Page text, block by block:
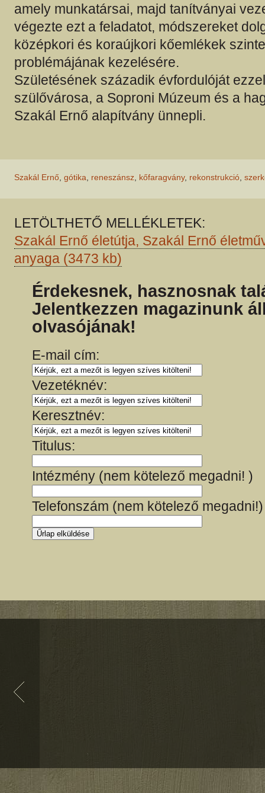
amely munkatársai, majd tanítványai
végezte ezt a feladatot, módszereket
középkori és koraújkori kőemlékek
problémájának kezelésére.
Születésének századik évfordulóját
szülővárosa, a Soproni Múzeum és a
Szakál Ernő alapítvány ünnepli.
Szakál Ernő, gótika, reneszánsz, kőfaragvány, rekonstrukció,
LETÖLTHETŐ MELLÉKLETEK:
Szakál Ernő életútja, Szakál Ernő
anyaga (3473 kb)
Érdekesnek, hasznosnak
Jelentkezzen magazinunk
olvasójának!
E-mail cím:
Vezetéknév:
Keresztnév:
Titulus:
Intézmény (nem kötelező megadni! )
Telefonszám (nem kötelező megadni!)